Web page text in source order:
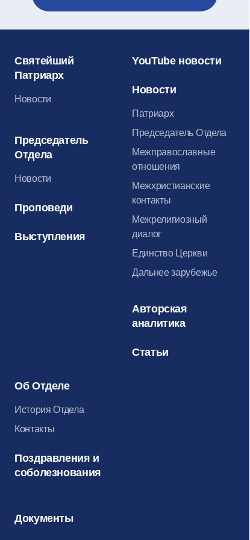
Святейший
Патриарх
Новости
Председатель
Отдела
Новости
Проповеди
Выступления
YouTube новости
Новости
Патриарх
Председатель Отдела
Межправославные
отношения
Межхристианские
контакты
Межрелигиозный
диалог
Единство Церкви
Дальнее зарубежье
Авторская
аналитика
Статьи
Об Отделе
История Отдела
Контакты
Поздравления и
соболезнования
Документы